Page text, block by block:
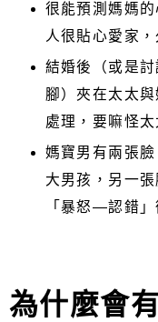
很能預測媽媽
人很貼心愛家
結婚後（或是
腳）夾在太太
處理，要嘛怪
媽寶男有兩張
大男孩，另一
「暴怒—認錯」
為什麼會